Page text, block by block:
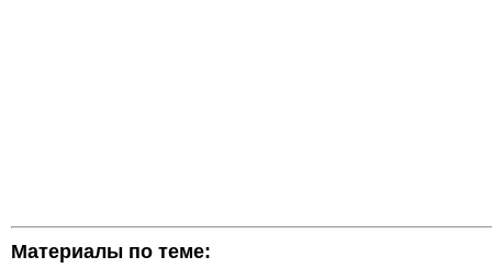
Материалы по теме: